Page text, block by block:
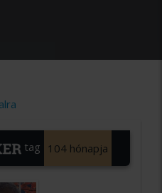
tag 104 hónapja